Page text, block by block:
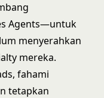
Agents—untuk
menyerahkan
mereka.
fahami
tetapkan